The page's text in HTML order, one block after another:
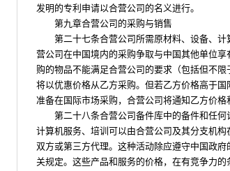
发明的专利申请以合营公司的名义进行。
第九章合营公司的采购与销售
第二十七条合营公司所需原材料、设备、
营公司在中国境内的采购争取与中国其他单位
购的物品不能满足合营公司的要求（包括但不
将以优惠价格从乙方采购。但若乙方价格高于
准备在国际市场采购，合营公司将通知乙方价格
第二十八条合营公司备件库中的备件和任
计算机服务、培训可以由合营公司及其分支机
双方或第三方代理。这种活动除应遵守中国政
关规定。这些产品和服务的价格，在有竞争力